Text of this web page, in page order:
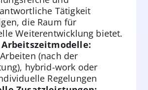
Tätigkeit
die Raum für
Weiterentwicklung bietet.
(nach der
hybrid-work oder
Regelungen